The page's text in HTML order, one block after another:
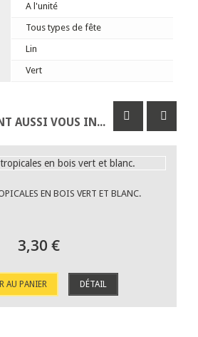
A l'unité
Tous types de fête
Lin
Vert
PRODUITS POUVANT AUSSI VOUS INTÉRESSER
EN BOIS VERT ET BLANC.
3,30 €
AU PANIER DÉTAIL